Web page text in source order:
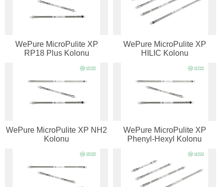
WePure MicroPulite XP
RP18 Plus Kolonu
WePure MicroPulite XP
HILIC Kolonu
WePure MicroPulite XP NH2
Kolonu
WePure MicroPulite XP
Phenyl-Hexyl Kolonu